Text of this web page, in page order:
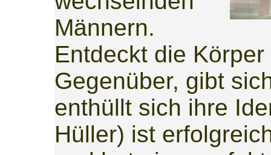
Männern.
Entdeckt die
Gegenüber, gibt
enthüllt sich ihre
Hüller) ist